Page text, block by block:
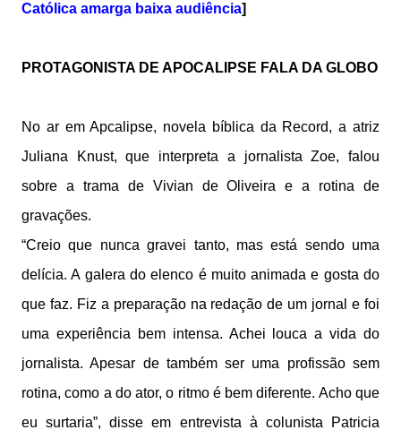
Católica amarga baixa audiência]
PROTAGONISTA DE APOCALIPSE FALA DA GLOBO
No ar em Apcalipse, novela bíblica da Record, a atriz
Juliana Knust, que interpreta a jornalista Zoe, falou
sobre a trama de Vivian de Oliveira e a rotina de
gravações.
“Creio que nunca gravei tanto, mas está sendo uma
delícia. A galera do elenco é muito animada e gosta do
que faz. Fiz a preparação na redação de um jornal e foi
uma experiência bem intensa. Achei louca a vida do
jornalista. Apesar de também ser uma profissão sem
rotina, como a do ator, o ritmo é bem diferente. Acho que
eu surtaria”, disse em entrevista à colunista Patricia